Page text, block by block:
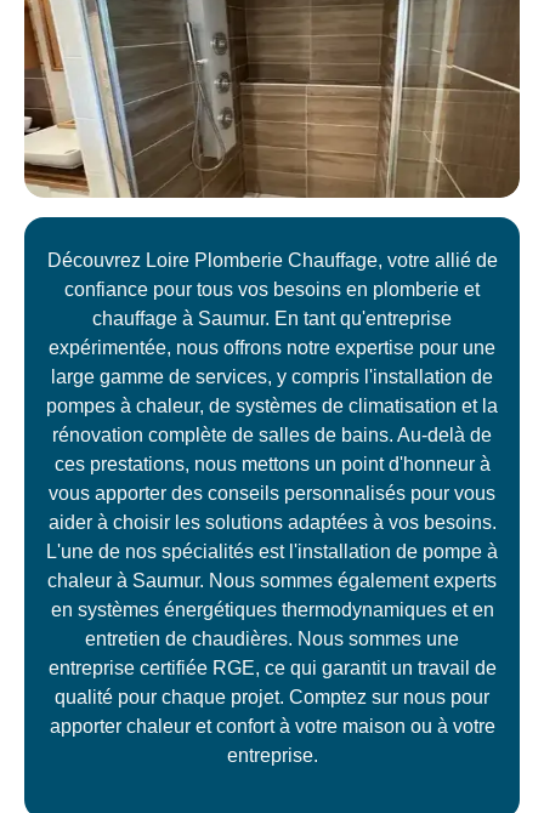
Découvrez Loire Plomberie Chauffage, votre allié de
confiance pour tous vos besoins en plomberie et
chauffage à Saumur. En tant qu'entreprise
expérimentée, nous offrons notre expertise pour une
large gamme de services, y compris l'installation de
pompes à chaleur, de systèmes de climatisation et la
rénovation complète de salles de bains. Au-delà de
ces prestations, nous mettons un point d'honneur à
vous apporter des conseils personnalisés pour vous
aider à choisir les solutions adaptées à vos besoins.
L'une de nos spécialités est l'installation de pompe à
chaleur à Saumur. Nous sommes également experts
en systèmes énergétiques thermodynamiques et en
entretien de chaudières. Nous sommes une
entreprise certifiée RGE, ce qui garantit un travail de
qualité pour chaque projet. Comptez sur nous pour
apporter chaleur et confort à votre maison ou à votre
entreprise.